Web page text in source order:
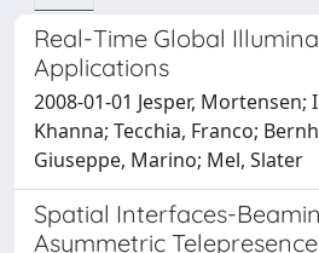
Real-Time Global
Applications
2008-01-01 Jesper, Mortensen;
Khanna; Tecchia, Franco;
Giuseppe, Marino; Mel, Slater
Spatial Interfaces-
Asymmetric